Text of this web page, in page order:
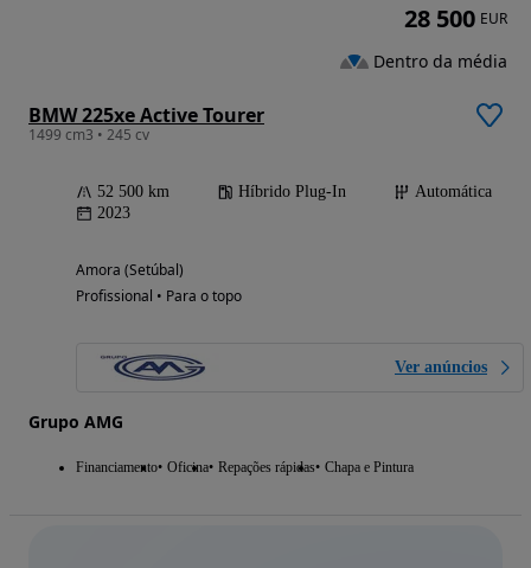
BMW 225xe Active Tourer
1499 cm3 • 245 cv
52 500 km Híbrido Plug-In
Automática
2023
Amora (Setúbal)
Profissional • Para o topo
Ver anúncios
Grupo AMG
Financiamento Oficina Repações rápidas Chapa e Pintura
28 500 EUR
Dentro da média